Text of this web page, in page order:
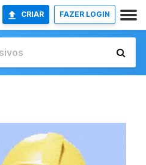
CRIAR FAZER LOGIN